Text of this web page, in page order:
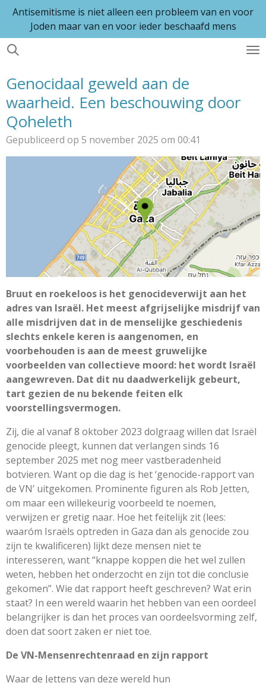
Ga
naar
de
Antisemitisme is niet alleen een probleem van en voor
Joden maar van en voor ieder beschaafd mens
Genocidaal geweld aan de
waarheid. Een beschouwing door
Qoheleth
Gepubliceerd op 5 november 2025 om 00:41
Bruut en roekeloos is het genocideverwijt aan het
adres van Israël. Het meest afgrijselijke misdrijf van
alle misdrijven dat in de menselijke geschiedenis
slechts enkele keren is aangenomen, en
voorbehouden is aan de meest gruwelijke
voorbeelden van collectieve moord: het wordt Israël
aangewreven. Dat dit nu daadwerkelijk gebeurt,
tart gezien de nu bekende feiten elk
voorstellingsvermogen.
Zij, die al vanaf 8 oktober 2023 dolgraag willen dat Israël
genocide pleegt, kunnen dat verlangen sinds 16
september 2025 met nog meer vastberadenheid
botvieren. Want op die dag is het ‘genocide-rapport van
de VN’ uitgekomen. Prominente figuren als Rob Jetten,
om maar een willekeurig voorbeeld te noemen,
verwijzen er gretig naar. Hoe het feitelijk zit (lees:
waaróm Israëls optreden in Gaza dan als genocide zou
zijn te kwalificeren) lijkt deze mensen niet te
interesseren, want “knappe koppen die het wel zullen
weten, hebben het onderzocht en zijn tot die conclusie
gekomen”. Wie dat rapport heeft geschreven? Wat erin
staat? In een wereld waarin het hebben van een oordeel
belangrijker is dan het proces van oordeelsvorming zelf,
doen dat soort zaken er niet toe.
De VN-Mensenrechtenraad en zijn rapport
Waar de Jettens van deze wereld hun